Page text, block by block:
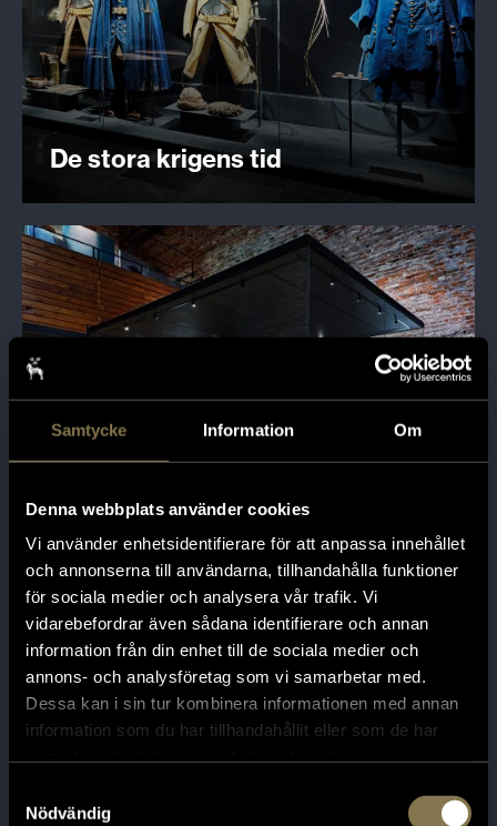
Samtycke Information Om
Denna webbplats använder cookies
Vi använder enhetsidentifierare för att anpassa innehållet
och annonserna till användarna, tillhandahålla funktioner
för sociala medier och analysera vår trafik. Vi
vidarebefordrar även sådana identifierare och annan
information från din enhet till de sociala medier och
annons- och analysföretag som vi samarbetar med.
Dessa kan i sin tur kombinera informationen med annan
information som du har tillhandahållit eller som de har
Nödvändig
De stora krigens tid
Frihetstid och revolution